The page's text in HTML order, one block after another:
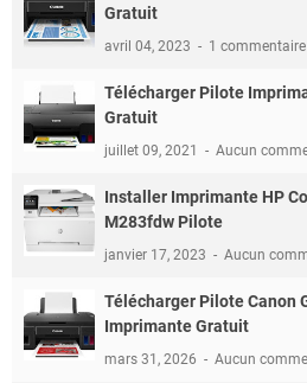
Gratuit
avril 04, 2023 1 commentaire
Télécharger Pilote
Gratuit
juillet 09, 2021 Aucun
Installer Imprimante HP
M283fdw Pilote
janvier 17, 2023 Aucun
Télécharger Pilote Canon
Imprimante Gratuit
mars 31, 2026 Aucun